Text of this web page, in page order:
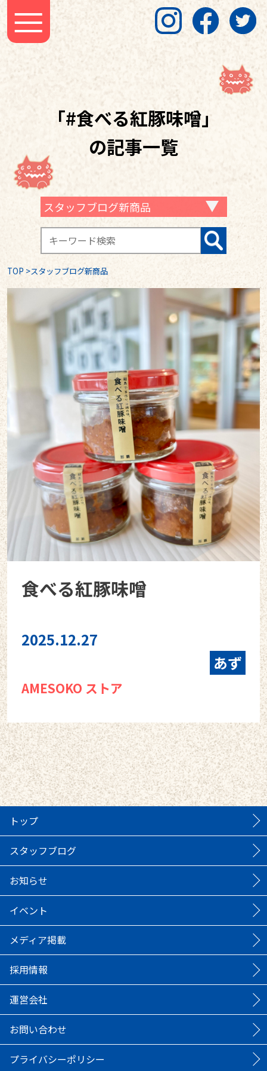
「#食べる紅豚味噌」
の記事一覧
スタッフブログ新商品
TOP >スタッフブログ新商品
食べる紅豚味噌
2025.12.27
あず
AMESOKO ストア
トップ
スタッフブログ
お知らせ
イベント
メディア掲載
採用情報
運営会社
お問い合わせ
プライバシーポリシー